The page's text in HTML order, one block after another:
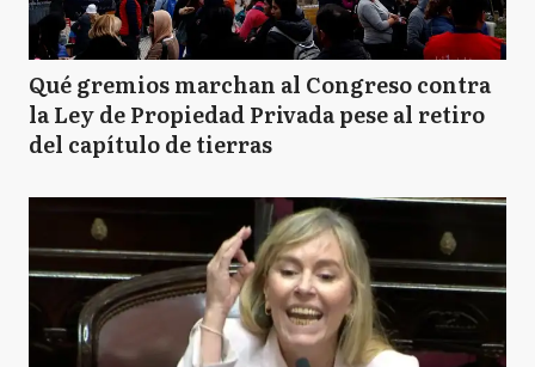
Qué gremios marchan al Congreso contra
la Ley de Propiedad Privada pese al retiro
del capítulo de tierras